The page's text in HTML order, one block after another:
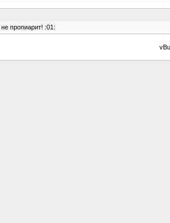
пропиарит! :01: